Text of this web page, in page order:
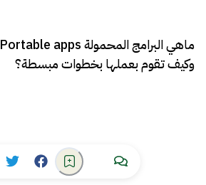
ماهي البرامج المحمولة Portable apps
وكيف تقوم بعملها بخطوات مبسطة؟